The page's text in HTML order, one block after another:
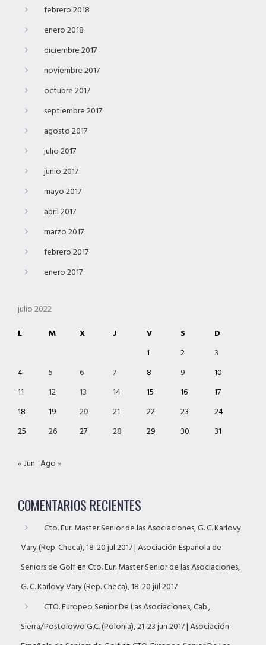
febrero 2018
enero 2018
diciembre 2017
noviembre 2017
octubre 2017
septiembre 2017
agosto 2017
julio 2017
junio 2017
mayo 2017
abril 2017
marzo 2017
febrero 2017
enero 2017
julio 2022
L
M X J V S
D
1
2
3
4
5 6 7 8 9
10
11
12 13 14 15 16
17
18
19 20 21 22 23
24
25
26 27 28 29 30 31
« Jun Ago »
COMENTARIOS RECIENTES
Cto. Eur. Master Senior de las Asociaciones, G. C. Karlovy
Vary (Rep. Checa), 18-20 jul 2017 | Asociación Española de
Seniors de GolfenCto. Eur. Master Senior de las Asociaciones,
G. C. Karlovy Vary (Rep. Checa), 18-20 jul 2017
CTO. Europeo Senior De Las Asociaciones, Cab.,
Sierra/Postolowo G.C. (Polonia), 21-23 jun 2017 | Asociación